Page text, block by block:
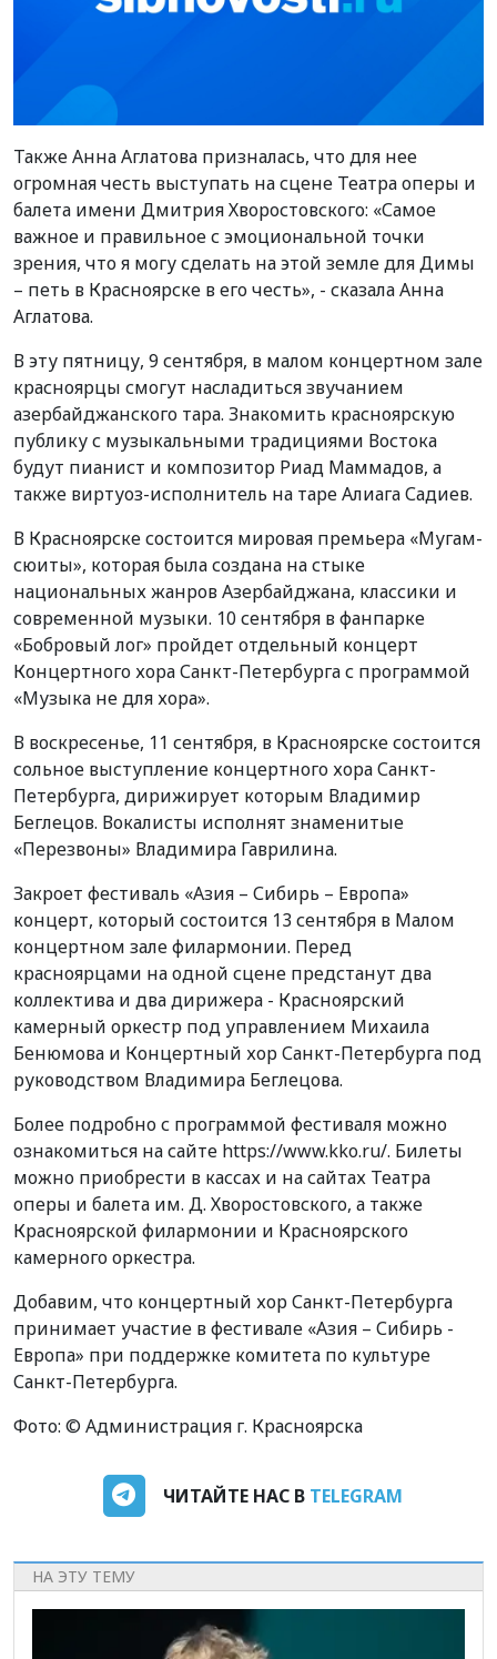
Также Анна Аглатова призналась, что для нее
огромная честь выступать на сцене Театра оперы и
балета имени Дмитрия Хворостовского: «Самое
важное и правильное с эмоциональной точки
зрения, что я могу сделать на этой земле для Димы
– петь в Красноярске в его честь», - сказала Анна
Аглатова.
В эту пятницу, 9 сентября, в малом концертном зале
красноярцы смогут насладиться звучанием
азербайджанского тара. Знакомить красноярскую
публику с музыкальными традициями Востока
будут пианист и композитор Риад Маммадов, а
также виртуоз-исполнитель на таре Алиага Садиев.
В Красноярске состоится мировая премьера «Мугам-
сюиты», которая была создана на стыке
национальных жанров Азербайджана, классики и
современной музыки. 10 сентября в фанпарке
«Бобровый лог» пройдет отдельный концерт
Концертного хора Санкт-Петербурга с программой
«Музыка не для хора».
В воскресенье, 11 сентября, в Красноярске состоится
сольное выступление концертного хора Санкт-
Петербурга, дирижирует которым Владимир
Беглецов. Вокалисты исполнят знаменитые
«Перезвоны» Владимира Гаврилина.
Закроет фестиваль «Азия – Сибирь – Европа»
концерт, который состоится 13 сентября в Малом
концертном зале филармонии. Перед
красноярцами на одной сцене предстанут два
коллектива и два дирижера - Красноярский
камерный оркестр под управлением Михаила
Бенюмова и Концертный хор Санкт-Петербурга под
руководством Владимира Беглецова.
Более подробно с программой фестиваля можно
ознакомиться на сайте https://www.kko.ru/. Билеты
можно приобрести в кассах и на сайтах Театра
оперы и балета им. Д. Хворостовского, а также
Красноярской филармонии и Красноярского
камерного оркестра.
Добавим, что концертный хор Санкт-Петербурга
принимает участие в фестивале «Азия – Сибирь -
Европа» при поддержке комитета по культуре
Санкт-Петербурга.
Фото: © Администрация г. Красноярска
ЧИТАЙТЕ НАС В TELEGRAM
НА ЭТУ ТЕМУ